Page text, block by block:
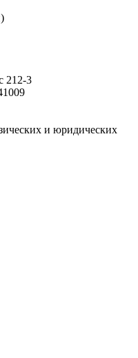
212-3
и юридических